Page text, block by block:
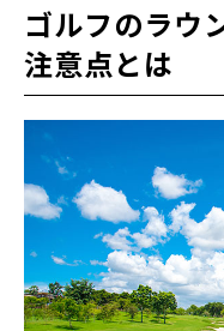
ゴルフのラウ
注意点とは